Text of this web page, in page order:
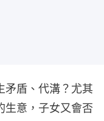
矛盾、代溝？尤其
生意，子女又會否